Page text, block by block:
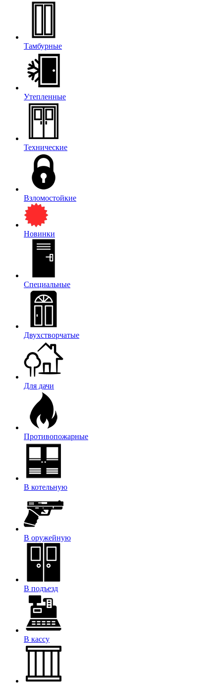
Тамбурные
Утепленные
Технические
Взломостойкие
Новинки
Специальные
Двухстворчатые
Для дачи
Противопожарные
В котельную
В оружейную
В подъезд
В кассу